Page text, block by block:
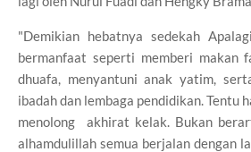
"Demikian hebatnya sedekah
bermanfaat seperti memberi makan
dhuafa, menyantuni anak yatim,
ibadah dan lembaga pendidikan. Tentu
menolong akhirat kelak. Bukan
alhamdulillah semua berjalan dengan